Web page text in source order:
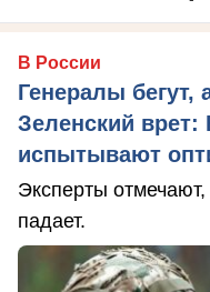
В России
Генералы бегут,
Зеленский
испытывают
Эксперты
падает.